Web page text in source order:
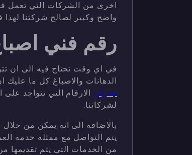
اخرى من الشركات التي تعمل
واضح وكبير لصالح شركتنا
رقم فني
في اي وقت تحتاج فيه الى ان
الدهانات والاصباغ كل ما
جدران الارقام التي تتواجد
لشركاتنا.
بالاضافه الى انه يمكن من
يتم التواصل مع ممثله خدمه
من الخدمات التي يتم تقديمها